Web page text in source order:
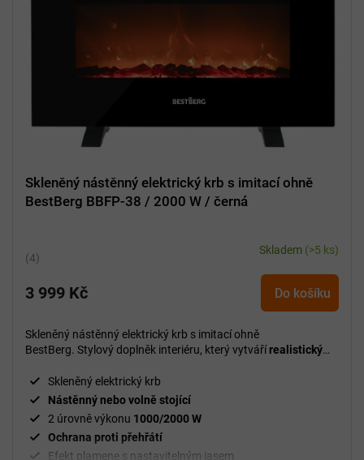
Skleněný nástěnný elektrický krb s imitací ohně
BestBerg BBFP-38 / 2000 W / černá
Průměrné
produktu
5,0
z
hvězdiček.
Skladem (>5 ks)
3 999 Kč Do košíku
Skleněný nástěnný elektrický krb s imitací ohně
BestBerg. Stylový doplněk interiéru, který vytvářírealistický
složité instalace.
Skleněný elektrický krb
Nástěnný nebo volně stojící
2 úrovně výkonu 1000/2000 W
Ochrana proti přehřátí
Efekt plamene s nastavitelným jasem